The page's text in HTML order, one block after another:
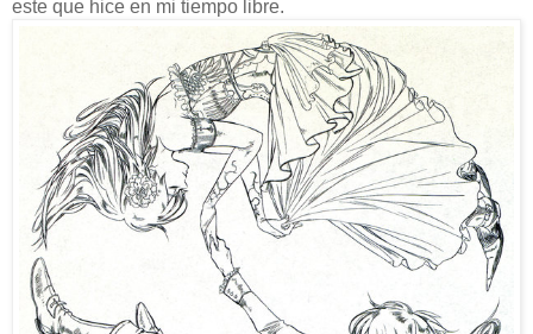
este que hice en mi tiempo libre.